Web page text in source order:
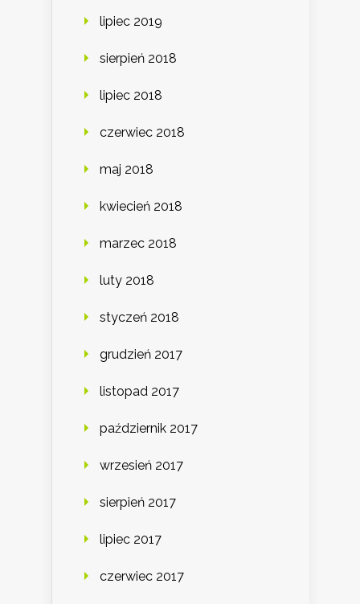
lipiec 2019
sierpień 2018
lipiec 2018
czerwiec 2018
maj 2018
kwiecień 2018
marzec 2018
luty 2018
styczeń 2018
grudzień 2017
listopad 2017
październik 2017
wrzesień 2017
sierpień 2017
lipiec 2017
czerwiec 2017